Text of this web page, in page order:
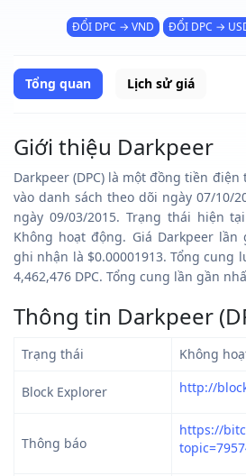
ĐỔI DPC → VND ĐỔI DPC →
Tổng quan Lịch sử giá
Giới thiệu Darkpeer
Darkpeer (DPC) là một đồng tiền
vào danh sách theo dõi ngày 07/10/
ngày 09/03/2015. Trạng thái hiện
Không hoạt động. Giá Darkpeer
ghi nhận là $0.00001913. Tổng cung
4,462,476 DPC. Tổng cung lần gần
Thông tin Darkpeer
Trạng thái Không
Block Explorer http://
Thông báo
https://